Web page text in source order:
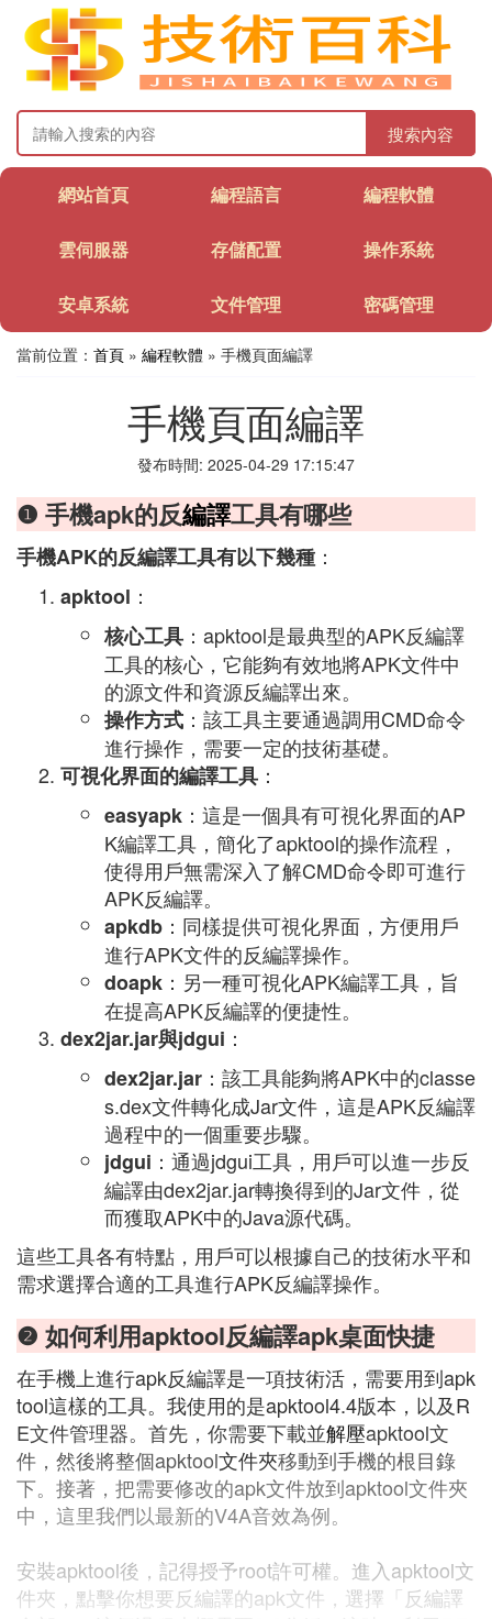
搜索內容
網站首頁 編程語言 編程軟體
雲伺服器 存儲配置 操作系統
安卓系統 文件管理 密碼管理
當前位置： 首頁 » 編程軟體 » 手機頁面編譯
手機頁面編譯
發布時間: 2025-04-29 17:15:47
❶ 手機apk的反編譯工具有哪些
手機APK的反編譯工具有以下幾種 ：
apktool ：
核心工具 ：apktool是最典型的APK反編譯
工具的核心，它能夠有效地將APK文件中
的源文件和資源反編譯出來。
操作方式 ：該工具主要通過調用CMD命令
進行操作，需要一定的技術基礎。
可視化界面的編譯工具 ：
easyapk ：這是一個具有可視化界面的AP
K編譯工具，簡化了apktool的操作流程，
使得用戶無需深入了解CMD命令即可進行
APK反編譯。
apkdb ：同樣提供可視化界面，方便用戶
進行APK文件的反編譯操作。
doapk ：另一種可視化APK編譯工具，旨
在提高APK反編譯的便捷性。
dex2jar.jar與jdgui ：
dex2jar.jar ：該工具能夠將APK中的classe
s.dex文件轉化成Jar文件，這是APK反編譯
過程中的一個重要步驟。
jdgui ：通過jdgui工具，用戶可以進一步反
編譯由dex2jar.jar轉換得到的Jar文件，從
而獲取APK中的Java源代碼。
這些工具各有特點，用戶可以根據自己的技術水平和
需求選擇合適的工具進行APK反編譯操作。
❷ 如何利用apktool反編譯apk桌面快捷
在手機上進行apk反編譯是一項技術活，需要用到apk
tool這樣的工具。我使用的是apktool4.4版本，以及R
E文件管理器。首先，你需要下載並解壓apktool文
件，然後將整個apktool文件夾移動到手機的根目錄
下。接著，把需要修改的apk文件放到apktool文件夾
中，這里我們以最新的V4A音效為例。
安裝apktool後，記得授予root許可權。進入apktool文
件夾，點擊你想要反編譯的apk文件，選擇「反編譯